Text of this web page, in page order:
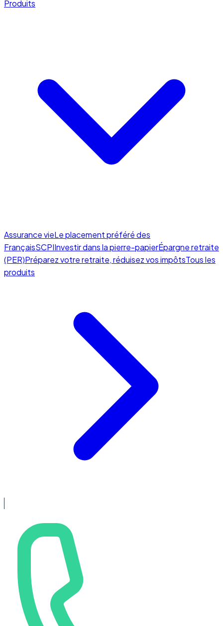
Produits
Assurance vieLe placement préféré des
FrançaisSCPIInvestir dans la pierre-papierÉpargne retraite
(PER)Préparez votre retraite, réduisez vos impôtsTous les
produits